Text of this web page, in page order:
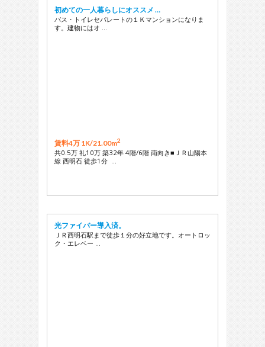
初めての一人暮らしにオススメ …
バス・トイレセパレートの１Ｋマンションになりま
す。建物にはオ …
賃料4万 1K/21.00m2
共0.5万 礼10万 築32年 4階/6階 南向き■ＪＲ山陽本
線 西明石 徒歩1分 …
光ファイバー導入済。
ＪＲ西明石駅まで徒歩１分の好立地です。オートロッ
ク・エレベー …